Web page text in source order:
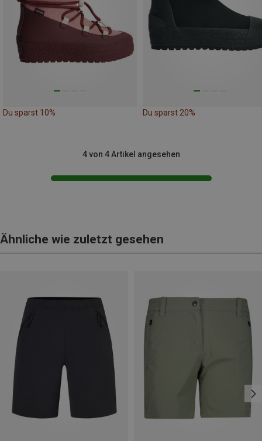
Du sparst 10% Du sparst 20%
4 von 4 Artikel angesehen
Ähnliche wie zuletzt gesehen